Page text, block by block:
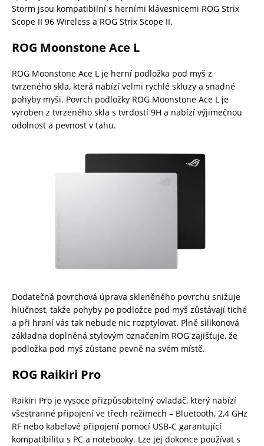
Storm jsou kompatibilní s herními klávesnicemi ROG Strix
Scope II 96 Wireless a ROG Strix Scope II.
ROG Moonstone Ace L
ROG Moonstone Ace L je herní podložka pod myš z
tvrzeného skla, která nabízí velmi rychlé skluzy a snadné
pohyby myši. Povrch podložky ROG Moonstone Ace L je
vyroben z tvrzeného skla s tvrdostí 9H a nabízí výjimečnou
odolnost a pevnost v tahu.
Dodatečná povrchová úprava skleněného povrchu snižuje
hlučnost, takže pohyby po podložce pod myš zůstávají tiché
a při hraní vás tak nebude nic rozptylovat. Plně silikonová
základna doplněná stylovým označením ROG zajišťuje, že
podložka pod myš zůstane pevně na svém místě.
ROG Raikiri Pro
Raikiri Pro je vysoce přizpůsobitelný ovladač, který nabízí
všestranné připojení ve třech režimech – Bluetooth, 2,4 GHz
RF nebo kabelové připojení pomocí USB-C garantující
kompatibilitu s PC a notebooky. Lze jej dokonce používat s